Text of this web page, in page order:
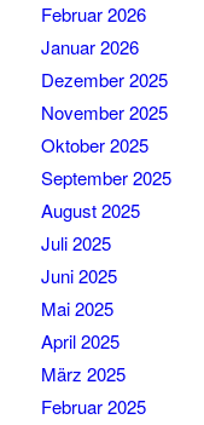
Februar 2026
Januar 2026
Dezember 2025
November 2025
Oktober 2025
September 2025
August 2025
Juli 2025
Juni 2025
Mai 2025
April 2025
März 2025
Februar 2025